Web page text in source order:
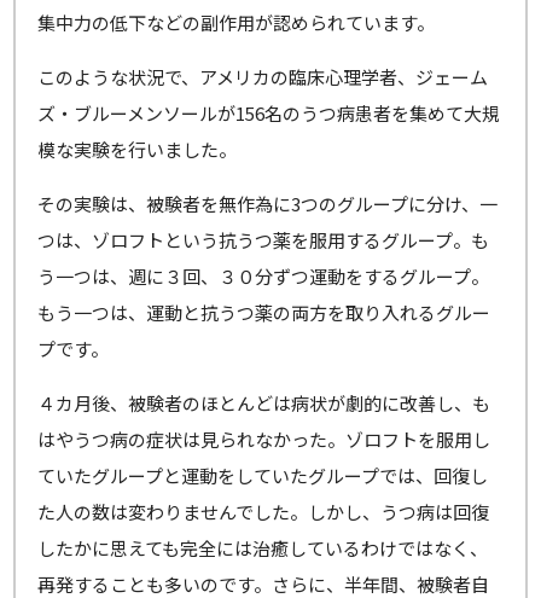
集中力の低下などの副作用が認められています。
このような状況で、アメリカの臨床心理学者、ジェーム
ズ・ブルーメンソールが156名のうつ病患者を集めて大規
模な実験を行いました。
その実験は、被験者を無作為に3つのグループに分け、一
つは、ゾロフトという抗うつ薬を服用するグループ。も
う一つは、週に３回、３０分ずつ運動をするグループ。
もう一つは、運動と抗うつ薬の両方を取り入れるグルー
プです。
４カ月後、被験者のほとんどは病状が劇的に改善し、も
はやうつ病の症状は見られなかった。ゾロフトを服用し
ていたグループと運動をしていたグループでは、回復し
た人の数は変わりませんでした。しかし、うつ病は回復
したかに思えても完全には治癒しているわけではなく、
再発することも多いのです。さらに、半年間、被験者自